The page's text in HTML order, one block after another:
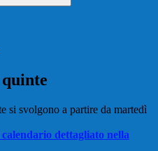
si svolgono a partire da martedì
dettagliato nella